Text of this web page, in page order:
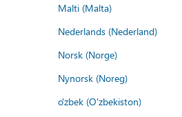
Malti (Malta)
Nederlands (Nederland)
Norsk (Norge)
Nynorsk (Noreg)
o'zbek (O'zbekiston)